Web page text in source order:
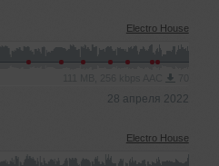
Electro House
28 апреля 2022
Electro House